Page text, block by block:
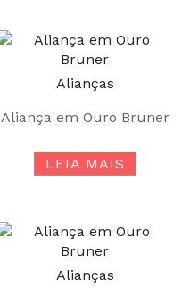
Alianças
Aliança em Ouro Bruner
LEIA MAIS
Alianças